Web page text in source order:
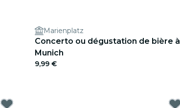
Marienplatz
Concerto ou dégustation de bière à
Munich
9,99 €